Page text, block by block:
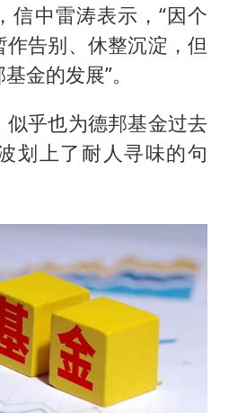
信中雷涛表示，“因个
作告别、休整沉淀，但
金的发展”。
乎也为德邦基金过去
划上了耐人寻味的句